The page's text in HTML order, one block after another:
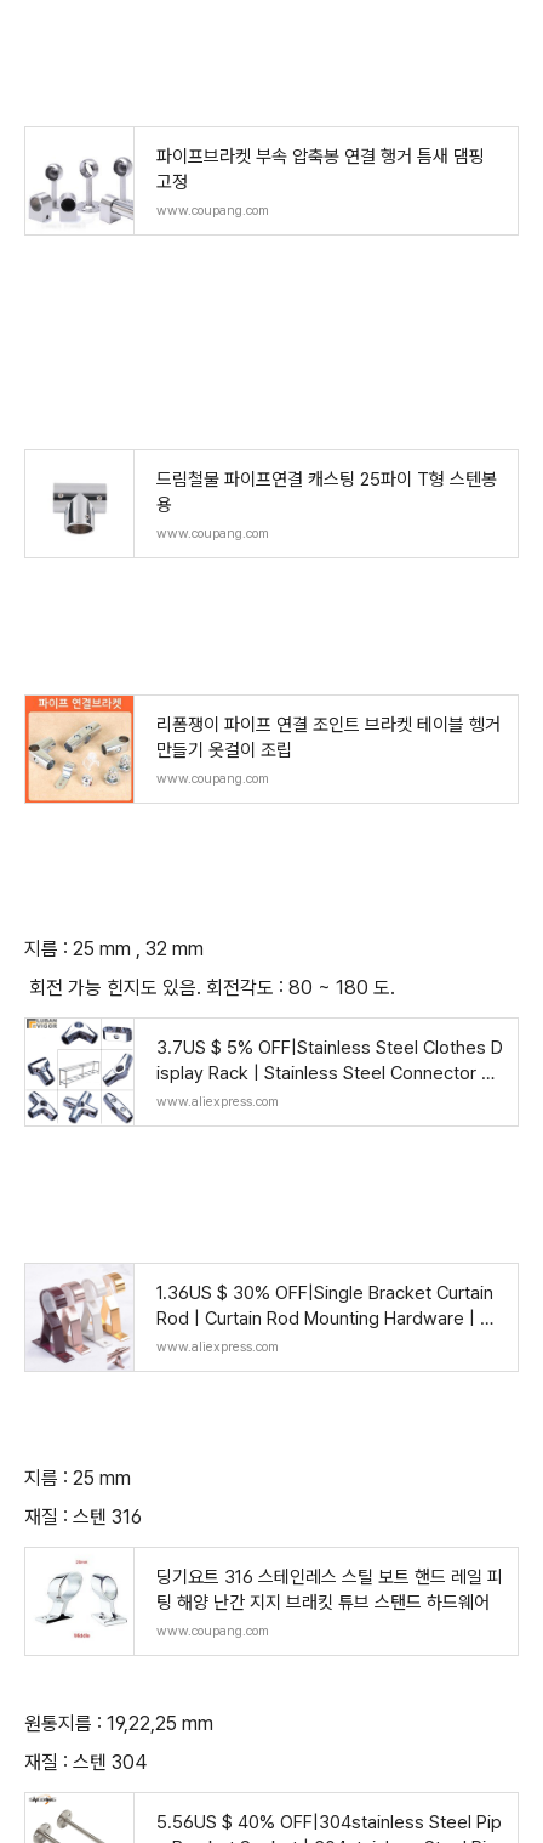
파이프브라켓 부속 압축봉 연결 행거 틈새 댐핑
고정
www.coupang.com
드림철물 파이프연결 캐스팅 25파이 T형 스텐봉
용
www.coupang.com
리폼쟁이 파이프 연결 조인트 브라켓 테이블 헹거
만들기 옷걸이 조립
www.coupang.com
지름 : 25 mm , 32 mm
회전 가능 힌지도 있음. 회전각도 : 80 ~ 180 도.
3.7US $ 5% OFF|Stainless Steel Clothes D
isplay Rack | Stainless Steel Connector Fit
tings - Tube - Aliexpress
www.aliexpress.com
1.36US $ 30% OFF|Single Bracket Curtain
Rod | Curtain Rod Mounting Hardware | W
all Bracket Curtain Rod - Window-dressin
g Hardwar
www.aliexpress.com
지름 : 25 mm
재질 : 스텐 316
딩기요트 316 스테인레스 스틸 보트 핸드 레일 피
팅 해양 난간 지지 브래킷 튜브 스탠드 하드웨어
www.coupang.com
원통지름 : 19,22,25 mm
재질 : 스텐 304
5.56US $ 40% OFF|304stainless Steel Pip